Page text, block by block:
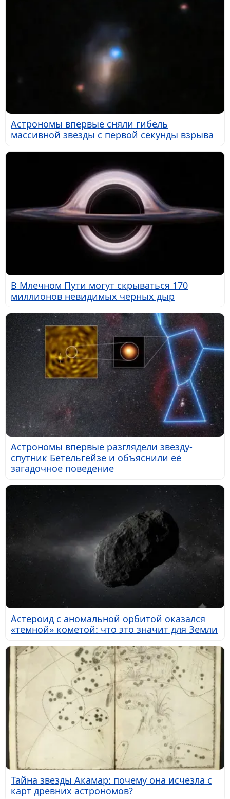
Астрономы впервые сняли гибель
массивной звезды с первой секунды взрыва
В Млечном Пути могут скрываться 170
миллионов невидимых черных дыр
Астрономы впервые разглядели звезду-
спутник Бетельгейзе и объяснили её
загадочное поведение
Астероид с аномальной орбитой оказался
«темной» кометой: что это значит для Земли
Тайна звезды Акамар: почему она исчезла с
карт древних астрономов?